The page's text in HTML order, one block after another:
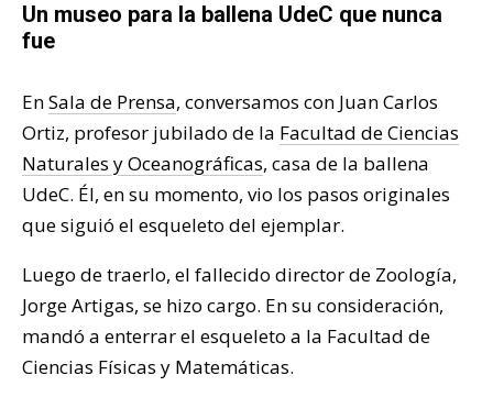
Un museo para la ballena UdeC que nunca
fue
EnSala de Prensa, conversamos con Juan Carlos
Ortiz, profesor jubilado de la Facultad de Ciencias
Naturales y Oceanográficas, casa de la ballena
UdeC. Él, en su momento, vio los pasos originales
que siguió el esqueleto del ejemplar.
Luego de traerlo, el fallecido director de Zoología,
Jorge Artigas, se hizo cargo. En su consideración,
mandó a enterrar el esqueleto a la Facultad de
Ciencias Físicas y Matemáticas.